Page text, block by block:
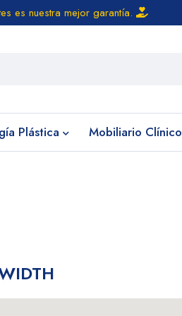
es nuestra mejor garantía.
Plástica Mobiliario Clínico